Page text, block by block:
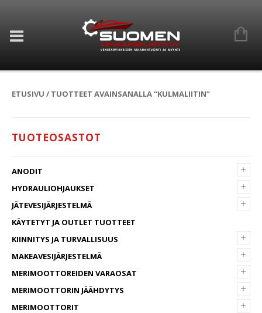
ETUSIVU / TUOTTEET AVAINSANALLA “KULMALIITIN”
TUOTEOSASTOT
+
ANODIT
+
HYDRAULIOHJAUKSET
+
JÄTEVESIJÄRJESTELMÄ
KÄYTETYT JA OUTLET TUOTTEET
+
KIINNITYS JA TURVALLISUUS
+
MAKEAVESIJÄRJESTELMÄ
+
MERIMOOTTOREIDEN VARAOSAT
+
MERIMOOTTORIN JÄÄHDYTYS
+
MERIMOOTTORIT